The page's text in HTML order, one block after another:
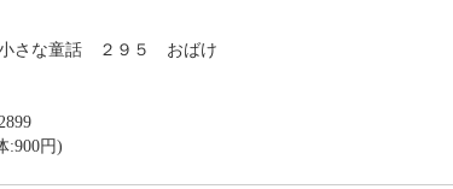
小さな童話 ２９５ おばけ
:900円)